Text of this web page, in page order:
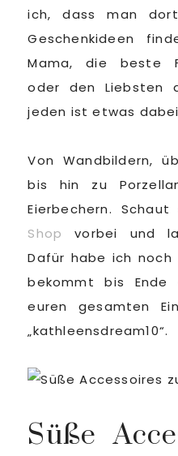
ich, dass man
Geschenkideen
Mama, die beste
oder den Liebsten
jeden ist etwas
Von Wandbildern,
bis hin zu
Eierbechern.
Shop
vorbei und
Dafür habe ich noch
bekommt bis Ende
euren gesamten
„kathleensdream10“.
Süße